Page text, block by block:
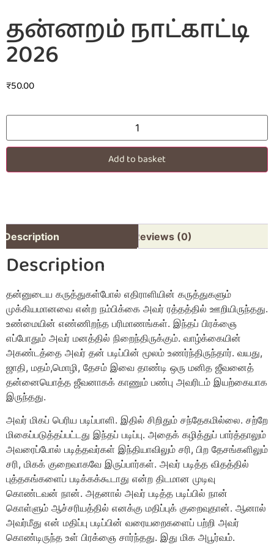
தன்னறம் நாட்காட்டி
2026
₹50.00
Add to basket
Description Reviews (0)
Description
தன்னுடைய கருத்துகள்போல் எதிராளியின் கருத்துகளும்
முக்கியமானவை என்ற நம்பிக்கை அவர் ரத்தத்தில் ஊறியிருந்தது.
உண்மையின் எண்ணிறந்த பரிமாணங்கள். இந்தப் பிரக்ஞை
எப்போதும் அவர் மனத்தில் நிறைந்திருக்கும். வாழ்க்கையின்
அகண்டத்தை அவர் தன் படிப்பின் மூலம் உணர்ந்திருந்தார். வயது,
ஜாதி, மதம்,மொழி, தேசம் இவை தாண்டி ஒரு மனித ஜீவனைத்
தன்னையொத்த ஜீவனாகக் காணும் பண்பு அவரிடம் இயற்கையாக
இருந்தது.
அவர் மிகப் பெரிய படிப்பாளி. இதில் சிறிதும் சந்தேகமில்லை. சற்றே
மிகைப்படுத்தப்பட்டது இந்தப் படிப்பு. அதைக் கழித்துப் பார்த்தாலும்
அவரைப்போல் படித்தவர்கள் இந்தியாவிலும் சரி, பிற தேசங்களிலும்
சரி, மிகக் குறைவாகவே இருப்பார்கள். அவர் படித்த விதத்தில்
புத்தகங்களைப் படிக்கக்கூடாது என்ற திடமான முடிவு
கொண்டவன் நான். அதனால் அவர் படித்த படிப்பில் நான்
கொள்ளும் ஆச்சரியத்தில் எனக்கு மதிப்புக் குறைவுதான். ஆனால்
அவர்மீது என் மதிப்பு படிப்பின் வரையறைகளைப் பற்றி அவர்
கொண்டிருந்த உள் பிரக்ஞை சார்ந்தது. இது மிக அபூர்வம்.